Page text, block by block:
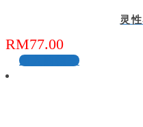
灵
RM77.00
加入购物车